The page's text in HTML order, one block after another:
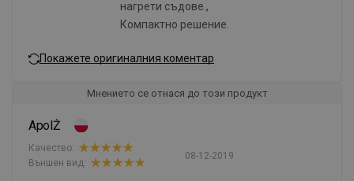
нагрети съдове.,
Компактно решение.
Покажете оригиналния коментар
Мнението се отнася до този продукт
ApolŻ
08-12-2019
Качество:
Външен вид: